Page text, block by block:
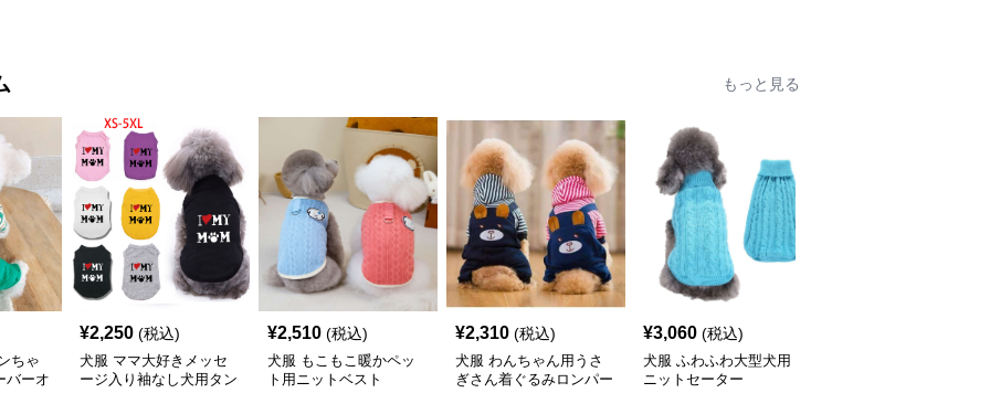
もっと見る
ちゃ
バーオ
¥2,250 (税込)
犬服 ママ大好きメッセ
ージ入り袖なし犬用タン
¥2,510 (税込)
犬服 もこもこ暖かペッ
ト用ニットベスト
¥2,310 (税込)
犬服 わんちゃん用うさ
ぎさん着ぐるみロンパー
¥3,060 (税込)
犬服 ふわふわ大型犬用
ニットセーター